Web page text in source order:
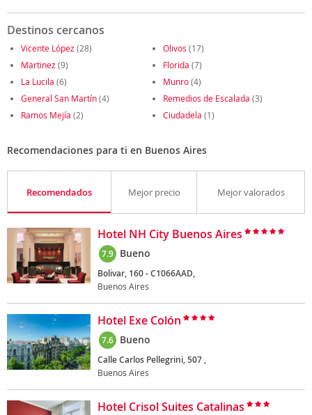
Destinos cercanos
Vicente López (28) Olivos (17)
Martinez (9) Florida (7)
La Lucila (6) Munro(4)
General San Martín(4) Remedios de Escalada (3)
Ramos Mejía (2) Ciudadela (1)
Recomendaciones para ti en Buenos Aires
Recomendados Mejor precio Mejor valorados
Hotel NH City Buenos Aires
7.9 Bueno
Bolivar, 160 - C1066AAD,
Buenos Aires
Hotel Exe Colón
7.6 Bueno
Calle Carlos Pellegrini, 507 ,
Buenos Aires
Hotel Crisol Suites Catalinas